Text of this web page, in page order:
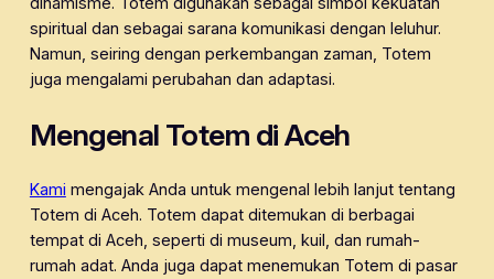
spiritual dan sebagai sarana komunikasi dengan leluhur.
Namun, seiring dengan perkembangan zaman, Totem
juga mengalami perubahan dan adaptasi.
Mengenal Totem di Aceh
Kami mengajak Anda untuk mengenal lebih lanjut tentang
Totem di Aceh. Totem dapat ditemukan di berbagai
tempat di Aceh, seperti di museum, kuil, dan rumah-
rumah adat. Anda juga dapat menemukan Totem di pasar